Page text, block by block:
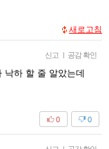
새로고침
신고 | 공감 확인
낙하 할 줄 알았는데
0
0